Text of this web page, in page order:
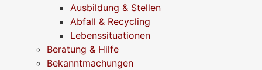
Ausbildung & Stellen
Abfall & Recycling
Lebenssituationen
Beratung & Hilfe
Bekanntmachungen